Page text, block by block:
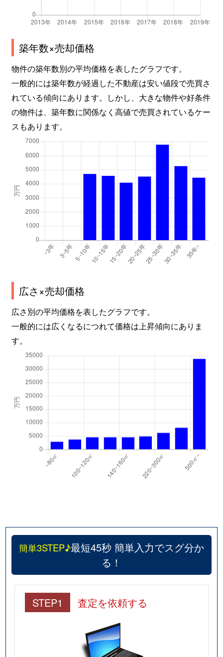
築年数×売却価格
物件の築年数別の平均価格を表したグラフです。
一般的には築年数が経過した不動産は安い値段で売買さ
れている傾向にあります。しかし、大きな物件や好条件
の物件は、築年数に関係なく高値で売買されているケー
スもあります。
広さ×売却価格
広さ別の平均価格を表したグラフです。
一般的には広くなるにつれて価格は上昇傾向にありま
す。
簡単3STEP♪最短45秒 簡単入力でスグ分か
る！
STEP1 査定を依頼する